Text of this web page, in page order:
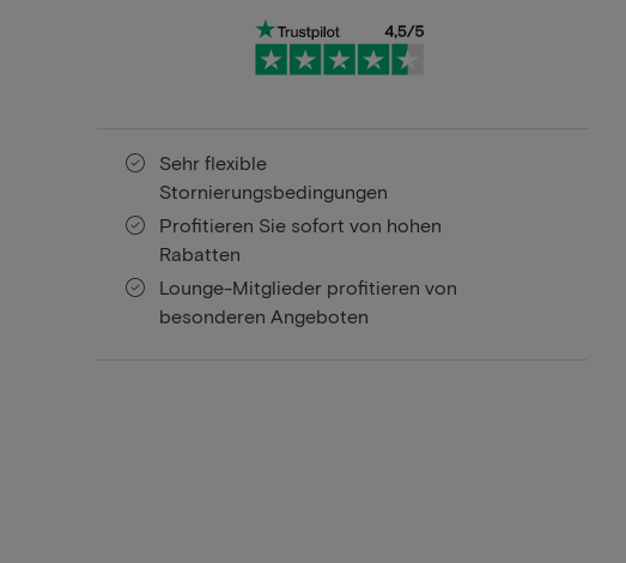
Sehr flexible
Stornierungsbedingungen
Profitieren Sie sofort von hohen
Rabatten
Lounge-Mitglieder profitieren von
besonderen Angeboten